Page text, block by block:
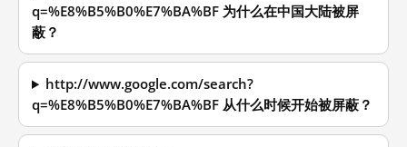
q=%E8%B5%B0%E7%BA%BF 为什么在中国大陆被屏
蔽？
http://www.google.com/search?
q=%E8%B5%B0%E7%BA%BF 从什么时候开始被屏蔽？